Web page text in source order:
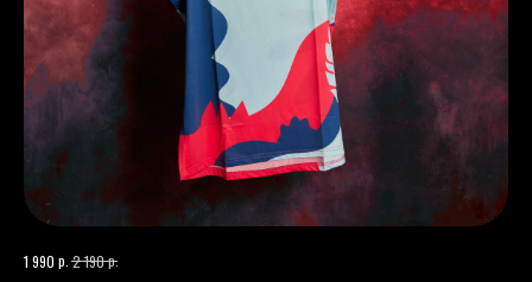
1 990 р. 2 190р.